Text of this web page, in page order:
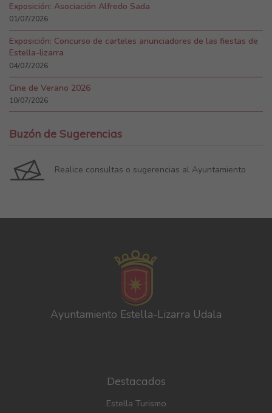
Exposición: Asociación Alfredo Sada
01/07/2026
Exposición: Concurso de carteles anunciadores de las fiestas de
Estella-lizarra
04/07/2026
Cine de Verano 2026
10/07/2026
Buzón de Sugerencias
Realice consultas o sugerencias al Ayuntamiento
Ayuntamiento Estella-Lizarra Udala
Destacados
Estella Turismo